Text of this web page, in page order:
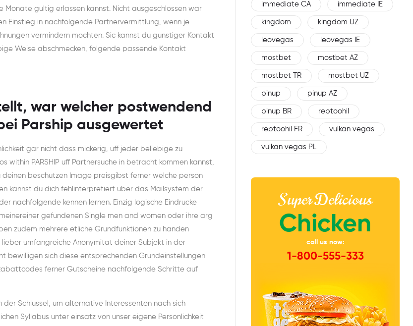
gultig erlassen kannst. Nicht ausgeschlossen war
Einstieg in nachfolgende Partnervermittlung, wenn je
vermindern mochten. Sic kannst du gunstiger Kontakt
Weise abschmecken, folgende passende Kontakt
war welcher postwendend
Parship ausgewertet
gar nicht dass mickerig, uff jeder beliebige zu
within PARSHIP uff Partnersuche in betracht kommen kannst,
beschutzen Image preisgibst ferner welche person
kannst du dich fehlinterpretiert uber das Mailsystem der
nachfolgende kennen lernen. Einzig logische Eindrucke
gefundenen Single men and women oder ihre arg
zudem mehrere etliche Grundfunktionen zu handen
umfangreiche Anonymitat deiner Subjekt in der
bewilligen sich diese entsprechenden Grundeinstellungen
ferner Gutscheine nachfolgende Schritte auf
Schlussel, um alternative Interessenten nach sich
Syllabus unter einsatz von unser eigene Personlichkeit
immediate CA immediate IE
kingdom kingdom UZ
leovegas leovegas IE
mostbet mostbet AZ
mostbet TR mostbet UZ
pinup pinup AZ
pinup BR reptoohil
reptoohil FR vulkan vegas
vulkan vegas PL
Super Delicious
Chicken
call us now:
1-800-555-333